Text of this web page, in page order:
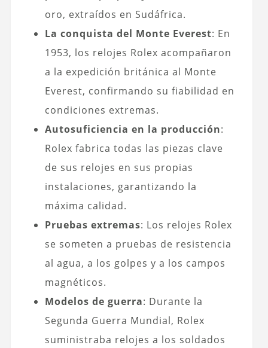
oro, extraídos en Sudáfrica.
La conquista del Monte Everest: En
1953, los relojes Rolex acompañaron
a la expedición británica al Monte
Everest, confirmando su fiabilidad en
condiciones extremas.
Autosuficiencia en la producción:
Rolex fabrica todas las piezas clave
de sus relojes en sus propias
instalaciones, garantizando la
máxima calidad.
Pruebas extremas: Los relojes Rolex
se someten a pruebas de resistencia
al agua, a los golpes y a los campos
magnéticos.
Modelos de guerra: Durante la
Segunda Guerra Mundial, Rolex
suministraba relojes a los soldados